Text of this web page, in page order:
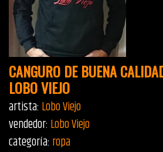
CANGURO DE BUENA
LOBO VIEJO
artista: Lobo Viejo
vendedor: Lobo Viejo
categoría: ropa